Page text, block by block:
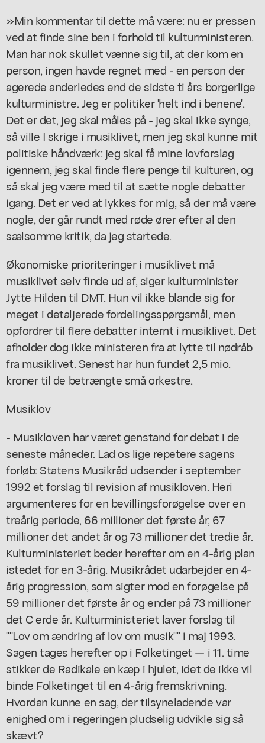
»Min kommentar til dette må være: nu er pressen
ved at finde sine ben i forhold til kulturministeren.
Man har nok skullet vænne sig til, at der kom en
person, ingen havde regnet med - en person der
agerede anderledes end de sidste ti års borgerlige
kulturministre. Jeg er politiker 'helt ind i benene'.
Det er det, jeg skal måles på - jeg skal ikke synge,
så ville I skrige i musiklivet, men jeg skal kunne mit
politiske håndværk: jeg skal få mine lovforslag
igennem, jeg skal finde flere penge til kulturen, og
så skal jeg være med til at sætte nogle debatter
igang. Det er ved at lykkes for mig, så der må være
nogle, der går rundt med røde ører efter al den
sælsomme kritik, da jeg startede.
Økonomiske prioriteringer i musiklivet må
musiklivet selv finde ud af, siger kulturminister
Jytte Hilden til DMT. Hun vil ikke blande sig for
meget i detaljerede fordelingsspørgsmål, men
opfordrer til flere debatter internt i musiklivet. Det
afholder dog ikke ministeren fra at lytte til nødråb
fra musiklivet. Senest har hun fundet 2,5 mio.
kroner til de betrængte små orkestre.
Musiklov
- Musikloven har været genstand for debat i de
seneste måneder. Lad os lige repetere sagens
forløb: Statens Musikråd udsender i september
1992 et forslag til revision af musikloven. Heri
argumenteres for en bevillingsforøgelse over en
treårig periode, 66 millioner det første år, 67
millioner det andet år og 73 millioner det tredie år.
Kulturministeriet beder herefter om en 4-årig plan
istedet for en 3-årig. Musikrådet udarbejder en 4-
årig progression, som sigter mod en forøgelse på
59 millioner det første år og ender på 73 millioner
det C erde år. Kulturministeriet laver forslag til
""Lov om ændring af lov om musik"" i maj 1993.
Sagen tages herefter op i Folketinget — i 11. time
stikker de Radikale en kæp i hjulet, idet de ikke vil
binde Folketinget til en 4-årig fremskrivning.
Hvordan kunne en sag, der tilsyneladende var
enighed om i regeringen pludselig udvikle sig så
skævt?